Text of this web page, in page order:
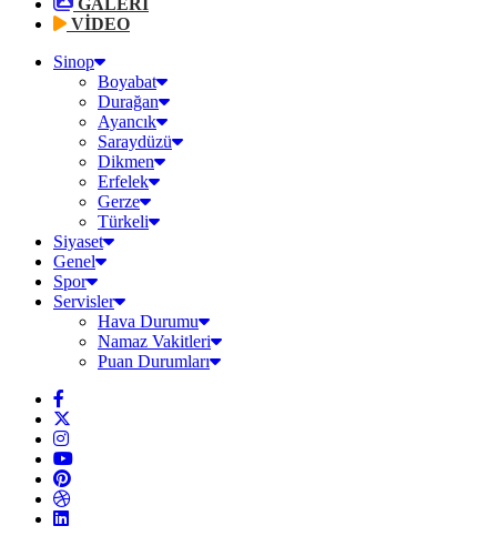
GALERİ
VİDEO
Sinop
Boyabat
Durağan
Ayancık
Saraydüzü
Dikmen
Erfelek
Gerze
Türkeli
Siyaset
Genel
Spor
Servisler
Hava Durumu
Namaz Vakitleri
Puan Durumları